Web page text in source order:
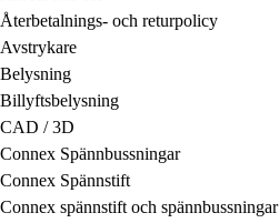
Återbetalnings- och returpolicy
Avstrykare
Belysning
Billyftsbelysning
CAD / 3D
Connex Spännbussningar
Connex Spännstift
Connex spännstift och spännbussningar